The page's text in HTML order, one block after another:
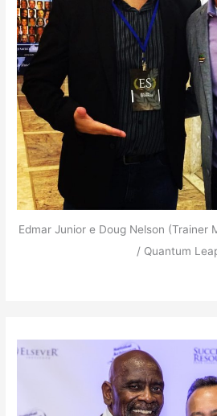
Edmar Junior e Doug Nelson (Trainer
/ Quantum